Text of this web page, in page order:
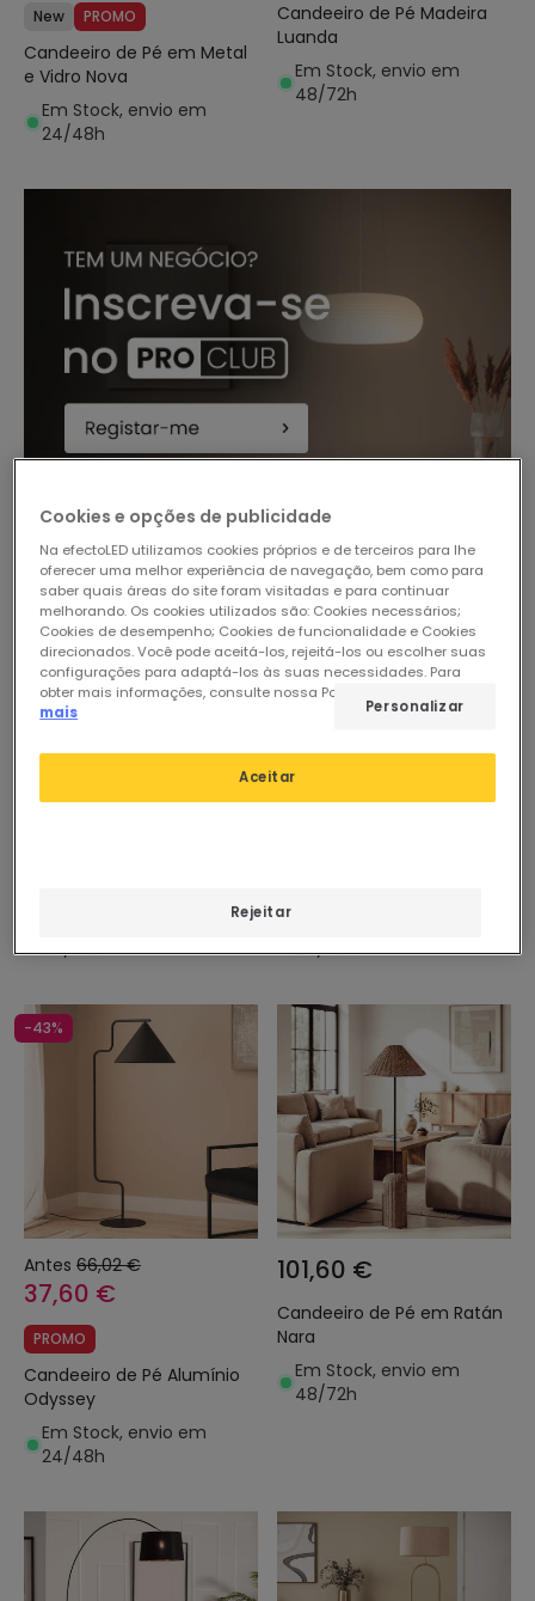
New PROMO
Candeeiro de Pé em Metal
e Vidro Nova
Em Stock, envio em
24/48h
Candeeiro de Pé Madeira
Luanda
Em Stock, envio em
48/72h
60,94 €
24/48h
60,94 €
24/48h
-43%
Antes 66,02 €
37,60 €
PROMO
Candeeiro de Pé Alumínio
Odyssey
Em Stock, envio em
24/48h
101,60 €
Candeeiro de Pé em Ratán
Nara
Em Stock, envio em
48/72h
Cookies e opções de publicidade
Na efectoLED utilizamos cookies próprios e de terceiros para lhe
oferecer uma melhor experiência de navegação, bem como para
saber quais áreas do site foram visitadas e para continuar
melhorando. Os cookies utilizados são: Cookies necessários;
Cookies de desempenho; Cookies de funcionalidade e Cookies
direcionados. Você pode aceitá-los, rejeitá-los ou escolher suas
configurações para adaptá-los às suas necessidades. Para
obter mais informações, consulte nossa Política de Cookies.
mais
Rejeitar
Aceitar
Personalizar